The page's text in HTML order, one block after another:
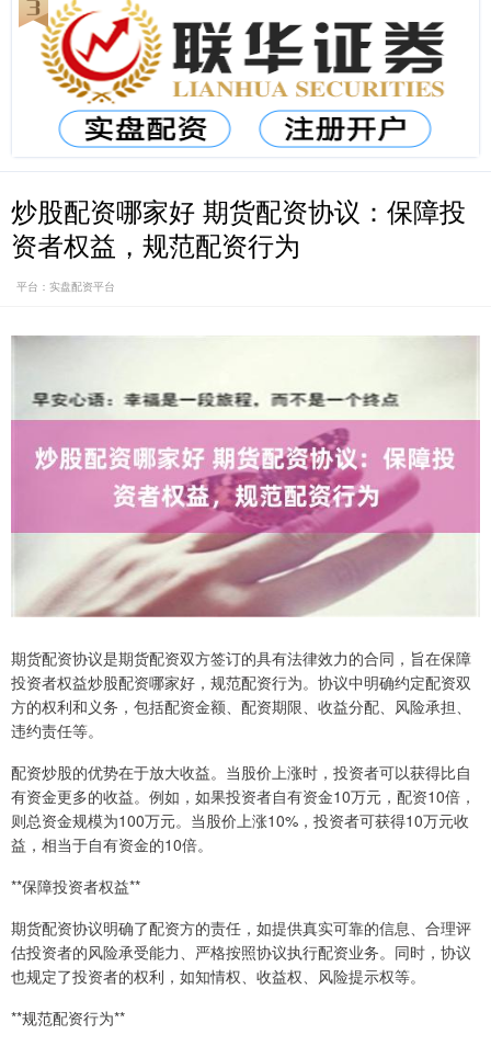
炒股配资哪家好 期货配资协议：保障投
资者权益，规范配资行为
平台：实盘配资平台
期货配资协议是期货配资双方签订的具有法律效力的合同，旨在保障
投资者权益炒股配资哪家好，规范配资行为。协议中明确约定配资双
方的权利和义务，包括配资金额、配资期限、收益分配、风险承担、
违约责任等。
配资炒股的优势在于放大收益。当股价上涨时，投资者可以获得比自
有资金更多的收益。例如，如果投资者自有资金10万元，配资10倍，
则总资金规模为100万元。当股价上涨10%，投资者可获得10万元收
益，相当于自有资金的10倍。
**保障投资者权益**
期货配资协议明确了配资方的责任，如提供真实可靠的信息、合理评
估投资者的风险承受能力、严格按照协议执行配资业务。同时，协议
也规定了投资者的权利，如知情权、收益权、风险提示权等。
**规范配资行为**